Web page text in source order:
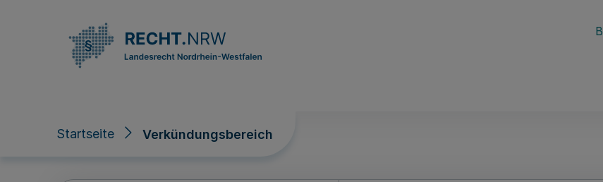
Startseite Verkündungsbereich